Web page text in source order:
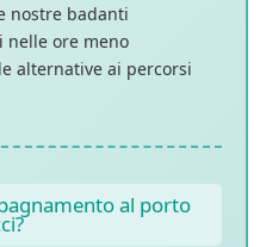
nostre badanti
nelle ore meno
alternative ai percorsi
al porto